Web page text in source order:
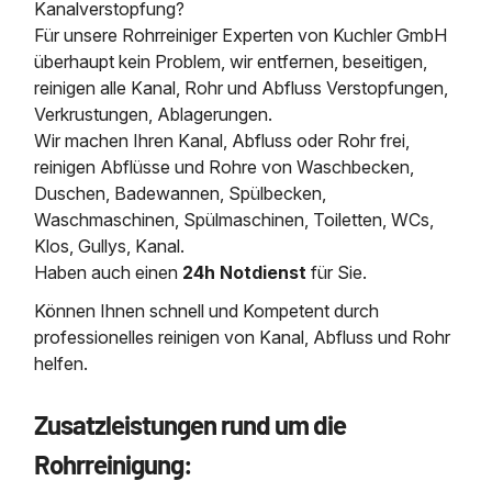
Kanalverstopfung?
Für unsere Rohrreiniger Experten von Kuchler GmbH
überhaupt kein Problem, wir entfernen, beseitigen,
reinigen alle Kanal, Rohr und Abfluss Verstopfungen,
Verkrustungen, Ablagerungen.
Wir machen Ihren Kanal, Abfluss oder Rohr frei,
reinigen Abflüsse und Rohre von Waschbecken,
Duschen, Badewannen, Spülbecken,
Waschmaschinen, Spülmaschinen, Toiletten, WCs,
Klos, Gullys, Kanal.
Haben auch einen 24h Notdienst für Sie.
Können Ihnen schnell und Kompetent durch
professionelles reinigen von Kanal, Abfluss und Rohr
helfen.
Zusatzleistungen rund um die
Rohrreinigung: